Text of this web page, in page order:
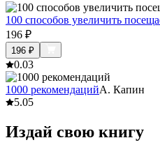
100 способов увеличить
196 ₽
196 ₽
0.03
1000 рекомендацийА. Капин
5.05
Издай свою книгу